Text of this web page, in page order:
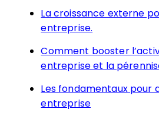
La croissance externe
entreprise.
Comment booster
entreprise et la
Les fondamentaux pour
entreprise